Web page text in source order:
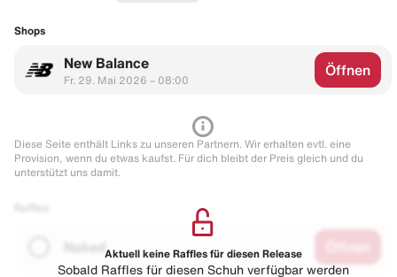
Shops
New Balance
Fr. 29. Mai 2026 – 08:00
Öffnen
Diese Seite enthält Links zu unseren Partnern. Wir erhalten evtl. eine
Provision, wenn du etwas kaufst. Für dich bleibt der Preis gleich und du
unterstützt uns damit.
Naked Aktuell keine Raffles für diesen Release
Sobald Raffles für diesen Schuh verfügbar werden